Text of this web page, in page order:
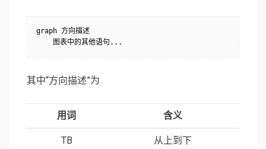
graph 方向描述
其中“方向描述”为
用词 含义
TB 从上到下